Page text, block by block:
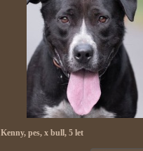
Kenny, pes, x bull, 5 let